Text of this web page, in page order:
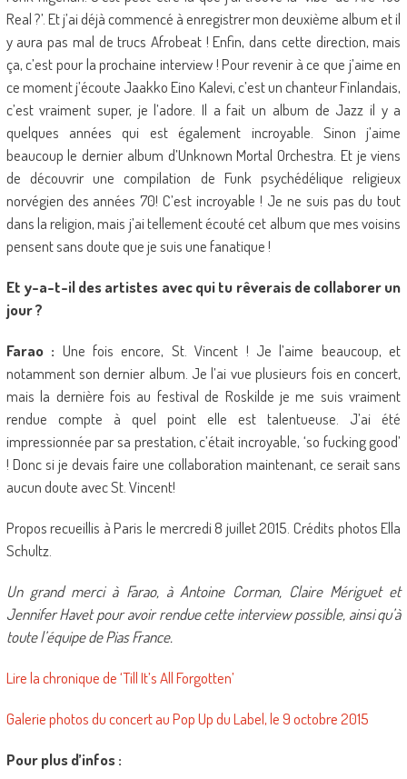
Real ?’. Et j’ai déjà commencé à enregistrer mon deuxième album et il
y aura pas mal de trucs Afrobeat ! Enfin, dans cette direction, mais
ça, c’est pour la prochaine interview ! Pour revenir à ce que j’aime en
ce moment j’écoute Jaakko Eino Kalevi, c’est un chanteur Finlandais,
c’est vraiment super, je l’adore. Il a fait un album de Jazz il y a
quelques années qui est également incroyable. Sinon j’aime
beaucoup le dernier album d’Unknown Mortal Orchestra. Et je viens
de découvrir une compilation de Funk psychédélique religieux
norvégien des années 70! C’est incroyable ! Je ne suis pas du tout
dans la religion, mais j’ai tellement écouté cet album que mes voisins
pensent sans doute que je suis une fanatique !
Et y-a-t-il des artistes avec qui tu rêverais de collaborer un
jour ?
Farao : Une fois encore, St. Vincent ! Je l’aime beaucoup, et
notamment son dernier album. Je l’ai vue plusieurs fois en concert,
mais la dernière fois au festival de Roskilde je me suis vraiment
rendue compte à quel point elle est talentueuse. J’ai été
impressionnée par sa prestation, c’était incroyable, ‘so fucking good’
! Donc si je devais faire une collaboration maintenant, ce serait sans
aucun doute avec St. Vincent!
Propos recueillis à Paris le mercredi 8 juillet 2015. Crédits photos Ella
Schultz.
Un grand merci à Farao, à Antoine Corman, Claire Mériguet et
Jennifer Havet pour avoir rendue cette interview possible, ainsi qu’à
toute l’équipe de Pias France.
Lire la chronique de ‘Till It’s All Forgotten’
Galerie photos du concert au Pop Up du Label, le 9 octobre 2015
Pour plus d’infos :